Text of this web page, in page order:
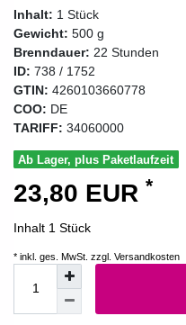
Inhalt: 1 Stück
Gewicht: 500 g
Brenndauer: 22 Stunden
ID: 738 / 1752
GTIN: 4260103660778
COO: DE
TARIFF: 34060000
Ab Lager, plus Paketlaufzeit
23,80 EUR *
Inhalt 1 Stück
* inkl. ges. MwSt. zzgl. Versandkosten